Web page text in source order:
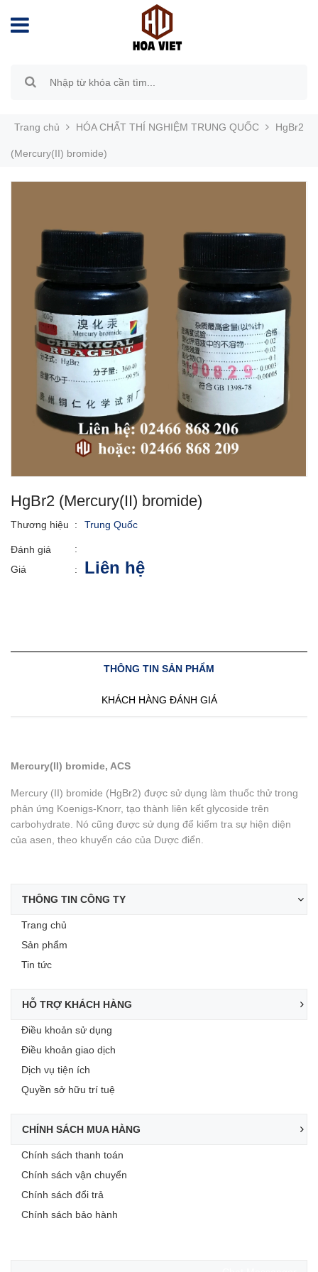
Trang chủ HÓA CHẤT THÍ NGHIỆM TRUNG QUỐC HgBr2
(Mercury(II) bromide)
HgBr2 (Mercury(II) bromide)
Thương hiệu : Trung Quốc
Đánh giá
:
Giá
: Liên hệ
THÔNG TIN SẢN PHẨM
KHÁCH HÀNG ĐÁNH GIÁ
Mercury(II) bromide, ACS
Mercury (II) bromide (HgBr2) được sử dụng làm thuốc thử trong
phản ứng Koenigs-Knorr, tạo thành liên kết glycoside trên
carbohydrate. Nó cũng được sử dụng để kiểm tra sự hiện diện
của asen, theo khuyến cáo của Dược điển.
THÔNG TIN CÔNG TY
Trang chủ
Sản phẩm
Tin tức
HỖ TRỢ KHÁCH HÀNG
Điều khoản sử dụng
Điều khoản giao dịch
Dịch vụ tiện ích
Quyền sở hữu trí tuệ
CHÍNH SÁCH MUA HÀNG
Chính sách thanh toán
Chính sách vận chuyển
Chính sách đổi trả
Chính sách bảo hành